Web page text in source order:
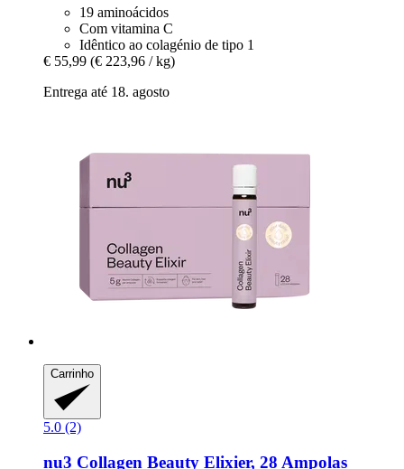
19 aminoácidos
Com vitamina C
Idêntico ao colagénio de tipo 1
€ 55,99 (€ 223,96 / kg)
Entrega até 18. agosto
Carrinho
5.0 (2)
nu3 Collagen Beauty Elixier, 28 Ampolas